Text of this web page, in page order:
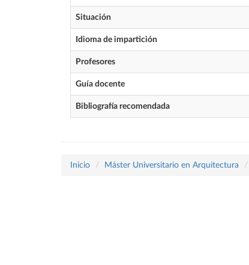
Situación
Idioma de impartición
Profesores
Guía docente
Bibliografía recomendada
Inicio Máster Universitario en Arquitectura